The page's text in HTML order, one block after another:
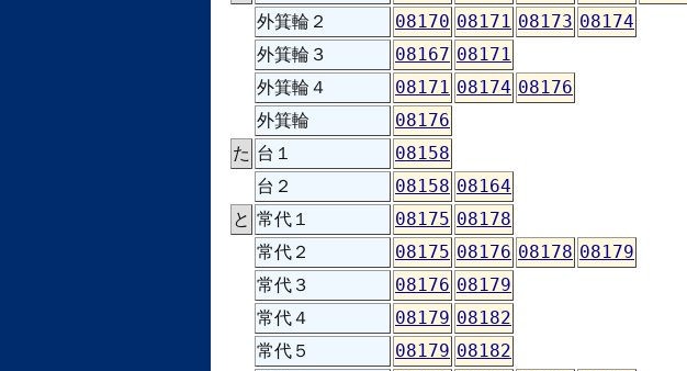
外箕輪２
08170 08171 08173 08174
外箕輪３
08167 08171
外箕輪４
08171 08174 08176
外箕輪
08176
た 台１
08158
台２
08158 08164
と 常代１ 08175 08178
常代２
08175 08176 08178 08179
常代３
08176 08179
常代４
08179 08182
常代５
08179 08182